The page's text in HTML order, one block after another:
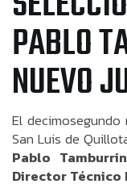
PABLO
NUEVO
El
San Luis de
Pablo
Director Técnico